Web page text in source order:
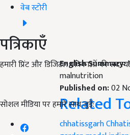
वेब स्टोरी
पत्रिकाएँ
हमारी प्रिंट और डिजिटल पत्रिकाओं की
सोशल मीडिया पर हमारे साथ जुड़ें:
English Summary:
malnutrition
Published on:02
Related
chhatissgarh